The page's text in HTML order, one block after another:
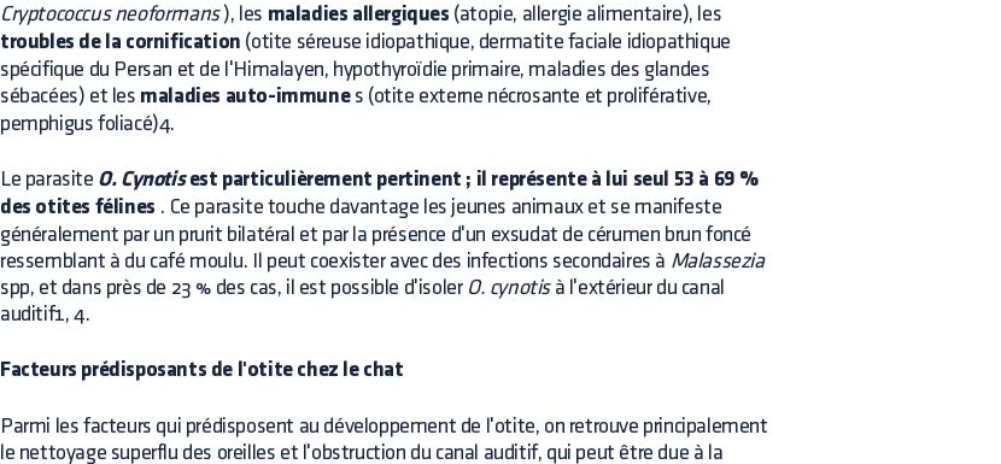
Cryptococcus neoformans), les maladies allergiques (atopie, allergie alimentaire), les
troubles de la cornification (otite séreuse idiopathique, dermatite faciale idiopathique
spécifique du Persan et de l'Himalayen, hypothyroïdie primaire, maladies des glandes
sébacées) et les maladies auto-immunes (otite externe nécrosante et proliférative,
pemphigus foliacé)4.
Le parasite O. Cynotisest particulièrement pertinent ; il représente à lui seul 53 à 69 %
des otites félines . Ce parasite touche davantage les jeunes animaux et se manifeste
généralement par un prurit bilatéral et par la présence d'un exsudat de cérumen brun foncé
ressemblant à du café moulu. Il peut coexister avec des infections secondaires à Malassezia
spp, et dans près de 23 % des cas, il est possible d'isoler O. cynotisà l'extérieur du canal
auditif1, 4.
Facteurs prédisposants de l'otite chez le chat
Parmi les facteurs qui prédisposent au développement de l'otite, on retrouve principalement
le nettoyage superflu des oreilles et l'obstruction du canal auditif, qui peut être due à la